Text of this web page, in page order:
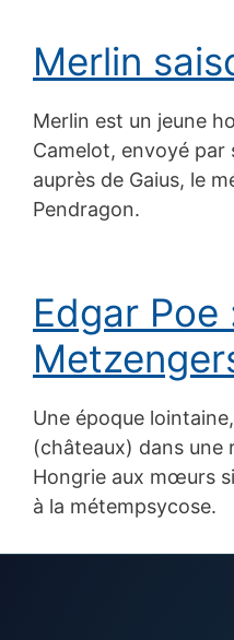
Merlin
Merlin est un jeune
Camelot, envoyé par
auprès de Gaius, le
Pendragon.
Edgar Poe
Une époque
(châteaux) dans une
Hongrie aux mœurs
à la métempsycose.